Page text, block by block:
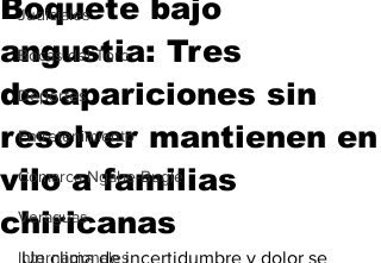
Judiciales
Bocas del Toro
Deportes
Entretenimiento
Comarca Ngäbe-Buglé
Veraguas
Internacionales
Boquete bajo
angustia: Tres
desapariciones sin
resolver mantienen en
vilo a familias
chiricanas
Un clima de incertidumbre y dolor se